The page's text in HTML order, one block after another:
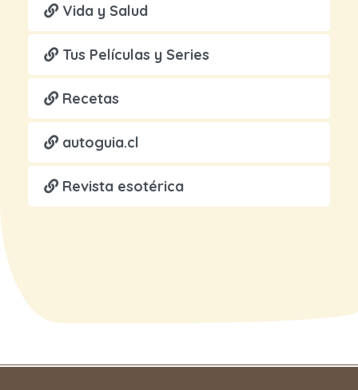
Vida y Salud
Tus Películas y Series
Recetas
autoguia.cl
Revista esotérica